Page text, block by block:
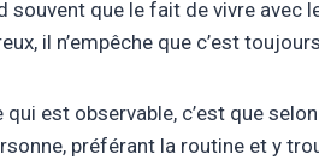
souvent que le fait de vivre avec
il n’empêche que c’est
qui est observable, c’est que
préférant la routine et y